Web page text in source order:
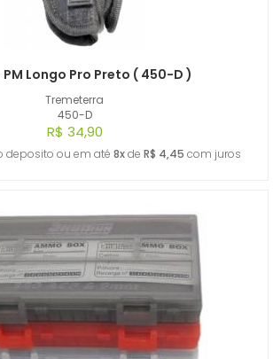
Tremeterra
450-D
Longo Pro Preto ( 450-D )
R$ 34,90
deposito ou em até 8xde R$ 4,45 com juros